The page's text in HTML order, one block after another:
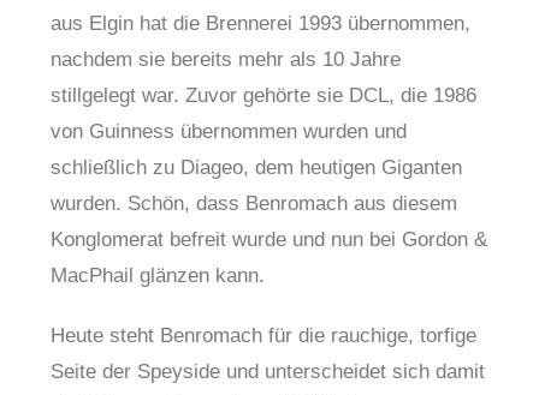
aus Elgin hat die Brennerei 1993 übernommen,
nachdem sie bereits mehr als 10 Jahre
stillgelegt war. Zuvor gehörte sie DCL, die 1986
von Guinness übernommen wurden und
schließlich zu Diageo, dem heutigen Giganten
wurden. Schön, dass Benromach aus diesem
Konglomerat befreit wurde und nun bei Gordon &
MacPhail glänzen kann.
Heute steht Benromach für die rauchige, torfige
Seite der Speyside und unterscheidet sich damit